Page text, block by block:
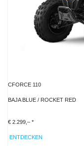
CFORCE 110
BAJA BLUE / ROCKET RED
€ 2.299,– *
ENTDECKEN